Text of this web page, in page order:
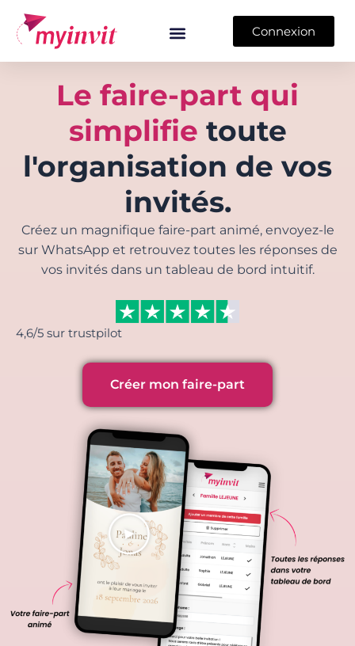
contenu
Connexion
Créez un magnifique faire-part animé, envoyez-le
sur WhatsApp et retrouvez toutes les réponses de
vos invités dans un tableau de bord intuitif.
Le faire-part qui
simplifie toute
l'organisation de vos
invités.
4,6/5 sur trustpilot
Créer mon faire-part